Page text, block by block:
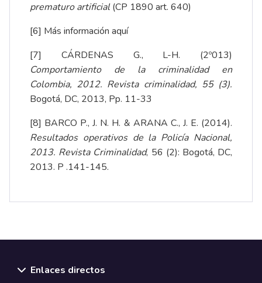
prematuro artificial(CP 1890 art. 640)
[6] Más información aquí
[7] CÁRDENAS G., L-H. (2º013)
Comportamiento de la criminalidad en
Colombia, 2012. Revista criminalidad, 55 (3).
Bogotá, DC, 2013, Pp. 11-33
[8] BARCO P., J. N. H. & ARANA C., J. E. (2014).
Resultados operativos de la Policía Nacional,
2013. Revista Criminalidad, 56 (2): Bogotá, DC,
2013. P .141-145.
Enlaces directos